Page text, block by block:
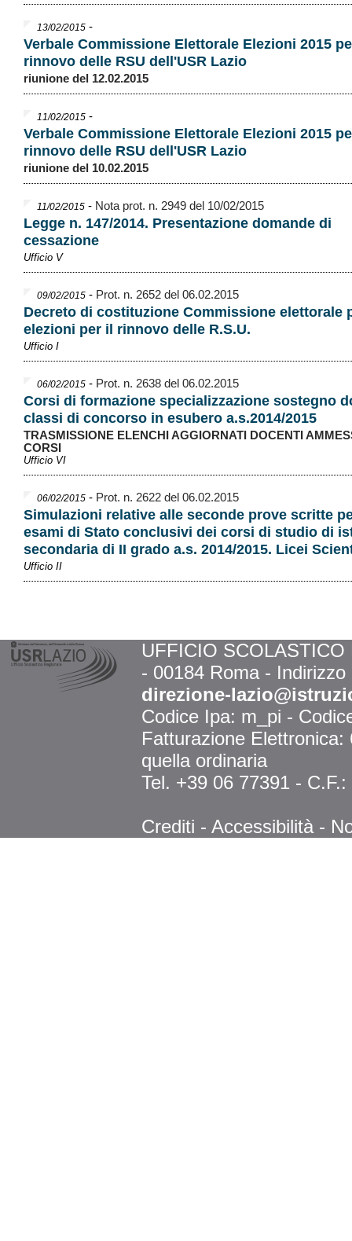
13/02/2015 -
Verbale Commissione Elettorale Elezioni 2015
rinnovo delle RSU dell'USR Lazio
riunione del 12.02.2015
11/02/2015 -
Verbale Commissione Elettorale Elezioni 2015
rinnovo delle RSU dell'USR Lazio
riunione del 10.02.2015
11/02/2015 - Nota prot. n. 2949 del 10/02/2015
Legge n. 147/2014. Presentazione domande di
cessazione
Ufficio V
09/02/2015 - Prot. n. 2652 del 06.02.2015
Decreto di costituzione Commissione elettorale
elezioni per il rinnovo delle R.S.U.
Ufficio I
06/02/2015 - Prot. n. 2638 del 06.02.2015
Corsi di formazione specializzazione sostegno
classi di concorso in esubero a.s.2014/2015
TRASMISSIONE ELENCHI AGGIORNATI DOCENTI
CORSI
Ufficio VI
06/02/2015 - Prot. n. 2622 del 06.02.2015
Simulazioni relative alle seconde prove scritte
esami di Stato conclusivi dei corsi di studio di
secondaria di II grado a.s. 2014/2015. Licei
Ufficio II
UFFICIO
- 00184 Roma -
direzione-
Codice Ipa: m_pi -
Fatturazione
quella ordinaria
Tel. +39 06 77391 -
Crediti - Accessibilità -